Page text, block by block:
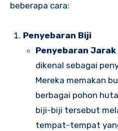
beberapa cara:
Penyebaran Biji
Penyebaran Jarak
dikenal sebagai
Mereka memakan
berbagai pohon
biji-biji tersebut
tempat-tempat